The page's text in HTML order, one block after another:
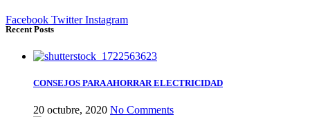
Facebook Twitter Instagram
Recent Posts
CONSEJOS PARA AHORRAR ELECTRICIDAD
20 octubre, 2020 No Comments